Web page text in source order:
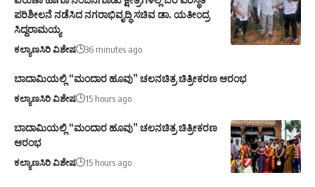
ಪರಿಶೀಲನೆ ನಡೆಸಿದ ನಗರಾಭಿವೃದ್ಧಿ ಸಚಿವ ಡಾ. ಯತೀಂದ್ರ
ಸಿದ್ದರಾಮಯ್ಯ
ಕಲ್ಯಾಣಸಿರಿ ವಿಶೇಷ 36 minutes ago
ಬಾದಾಮಿಯಲ್ಲಿ “ಮಂದಾರ ಹೂವು” ಚಲನಚಿತ್ರ ಚಿತ್ರೀಕರಣ ಆರಂಭ
ಕಲ್ಯಾಣಸಿರಿ ವಿಶೇಷ 15 hours ago
ಬಾದಾಮಿಯಲ್ಲಿ “ಮಂದಾರ ಹೂವು” ಚಲನಚಿತ್ರ ಚಿತ್ರೀಕರಣ
ಆರಂಭ
ಕಲ್ಯಾಣಸಿರಿ ವಿಶೇಷ 15 hours ago